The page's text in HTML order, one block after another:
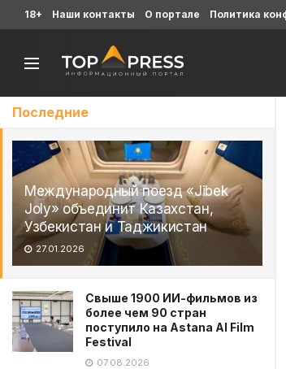
Последние
Международный поезд «Jibek
Joly» объединит Казахстан,
Узбекистан и Таджикистан
27.01.2026
Свыше 1900 ИИ-фильмов из
более чем 90 стран
поступило на Astana AI Film
Festival
07.08.2026
18+ Наши контакты О портале Политика